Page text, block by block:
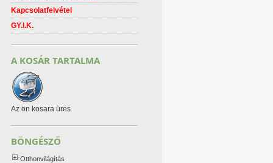
Kapcsolatfelvétel
GY.I.K.
A KOSÁR TARTALMA
Az ön kosara üres
BÖNGÉSZŐ
Otthonvilágítás